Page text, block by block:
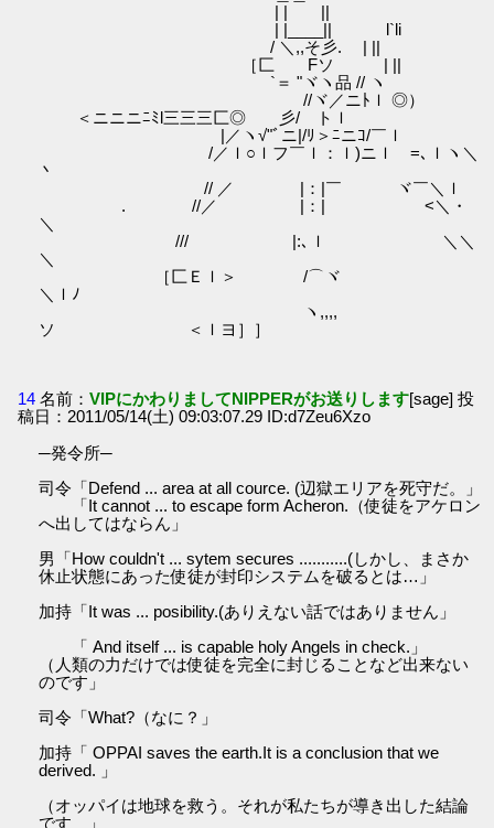
| | ||
| |____|| l`li
/ ＼,,そ彡. | ||
［匚 Fソ | ||
`＝ "ヾヽ品 // ヽ
//ヾ／ニﾄｌ ◎）
＜ニニニﾆﾐl三三三匚◎ ゝ彡/ トｌ
|／ヽ√"ﾞニ|/ﾘ＞ﾆニｺ/￣ｌ
/／ｌ○ｌフ￣ｌ：ｌ)ニｌゞ=､ｌヽ＼
丶
// ／ |：|￣ ヾ￣＼ｌ
. //／ |：| <＼・
＼
/// |:､ｌ ＼＼
＼
［匚Ｅｌ＞ /⌒ヾ
＼ｌﾉ
ヽ,,,,
ソ ＜ｌヨ］］
14 名前：VIPにかわりましてNIPPERがお送りします[sage] 投
稿日：2011/05/14(土) 09:03:07.29 ID:d7Zeu6Xzo
─発令所─
司令「Defend ... area at all cource. (辺獄エリアを死守だ。」
「It cannot ... to escape form Acheron.（使徒をアケロン
へ出してはならん」
男「How couldn't ... sytem secures ...........(しかし、まさか
休止状態にあった使徒が封印システムを破るとは…」
加持「It was ... posibility.(ありえない話ではありません」
「 And itself ... is capable holy Angels in check.」
（人類の力だけでは使徒を完全に封じることなど出来ない
のです」
司令「What?（なに？」
加持「 OPPAI saves the earth.It is a conclusion that we
derived. 」
（オッパイは地球を救う。それが私たちが導き出した結論
です 」